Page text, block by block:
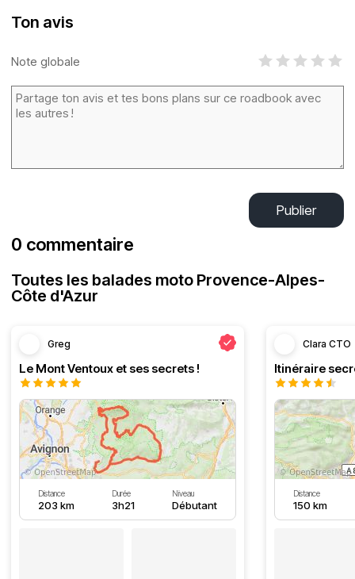
Ton avis
Note globale
Publier
0 commentaire
Toutes les balades moto Provence-Alpes-
Côte d'Azur
Greg
Le Mont Ventoux et ses secrets !
Distance
203 km
Durée
3h21
Niveau
Débutant
Clara CTO
Distance
150 km